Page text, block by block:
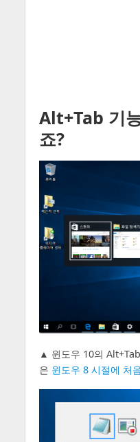
Alt+Tab 기
죠?
▲ 윈도우 10의
은 윈도우 8 시절에 처